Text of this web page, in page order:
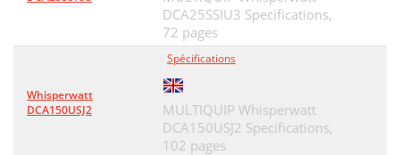
DCA25SSIU3 Specifications,
72 pages
Whisperwatt
DCA150USJ2
Spécifications
MULTIQUIP Whisperwatt
DCA150USJ2 Specifications,
102 pages